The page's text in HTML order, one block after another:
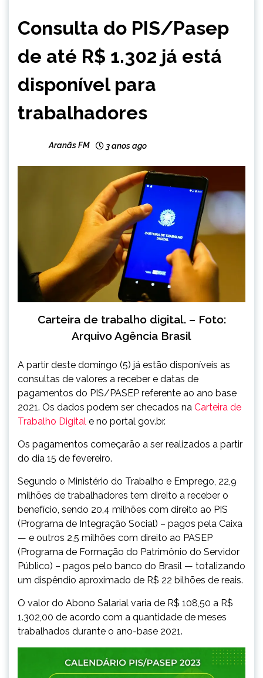
NOTÍCIAS
Consulta do PIS/Pasep
de até R$ 1.302 já está
disponível para
trabalhadores
Aranãs FM 3 anos ago
Carteira de trabalho digital. – Foto:
Arquivo Agência Brasil
A partir deste domingo (5) já estão disponíveis as
consultas de valores a receber e datas de
pagamentos do PIS/PASEP referente ao ano base
2021. Os dados podem ser checados na Carteira de
Trabalho Digital e no portal gov.br.
Os pagamentos começarão a ser realizados a partir
do dia 15 de fevereiro.
Segundo o Ministério do Trabalho e Emprego, 22,9
milhões de trabalhadores tem direito a receber o
benefício, sendo 20,4 milhões com direito ao PIS
(Programa de Integração Social) – pagos pela Caixa
— e outros 2,5 milhões com direito ao PASEP
(Programa de Formação do Patrimônio do Servidor
Público) – pagos pelo banco do Brasil — totalizando
um dispêndio aproximado de R$ 22 bilhões de reais.
O valor do Abono Salarial varia de R$ 108,50 a R$
1.302,00 de acordo com a quantidade de meses
trabalhados durante o ano-base 2021.